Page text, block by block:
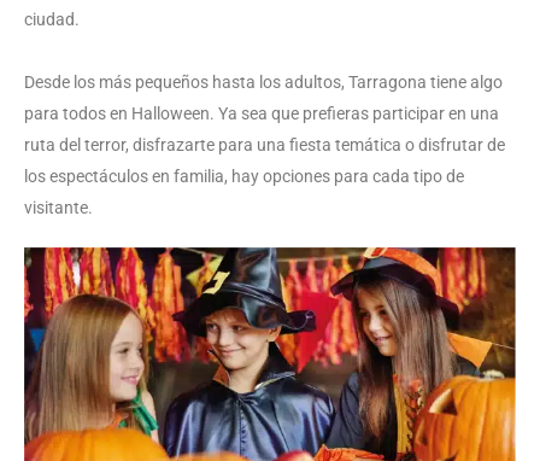
ciudad.
Desde los más pequeños hasta los adultos, Tarragona tiene algo
para todos en Halloween. Ya sea que prefieras participar en una
ruta del terror, disfrazarte para una fiesta temática o disfrutar de
los espectáculos en familia, hay opciones para cada tipo de
visitante.